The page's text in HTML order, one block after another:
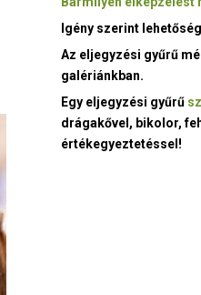
Igény szerint
Az eljegyzési gyűrű
galériánkban.
Egy eljegyzési gyűrű
drágakővel, bikolor,
értékegyeztetéssel!